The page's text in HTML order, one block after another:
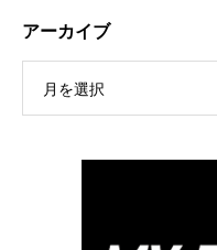
アーカイブ
月を選択